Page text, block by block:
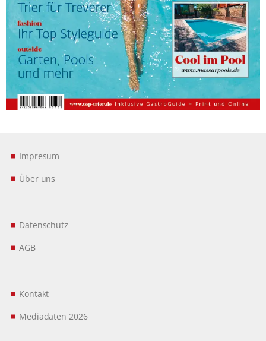
Impresum
Über uns
Datenschutz
AGB
Kontakt
Mediadaten 2026